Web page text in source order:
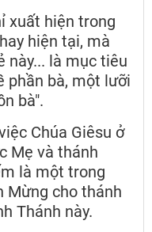
xuất hiện trong
hiện tại, mà
này... là mục tiêu
phần bà, một lưỡi
bà".
Chúa Giêsu ở
Mẹ và thánh
là một trong
Mừng cho thánh
Thánh này.